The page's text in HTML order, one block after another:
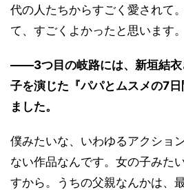
代の人たちからすごく愛されて
て、すごくよかったと思います。
――3つ目の岐路には、新垣結衣
子を演じた『パパとムスメの7
ました。
僕みたいな、いわゆるアクショ
ない作品なんです。女の子みた
すから。うちの父親なんかは、